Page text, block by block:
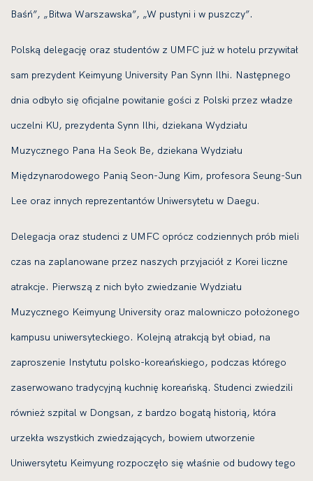
Baśń”, „Bitwa Warszawska”, „W pusty­ni i w pusz­czy”.
Polską dele­ga­cję oraz stu­den­tów z UMFC już w hote­lu przy­wi­tał
sam pre­zy­dent Keimyung University Pan Synn Ilhi. Następnego
dnia odby­ło się ofi­cjal­ne powi­ta­nie gości z Polski przez wła­dze
uczel­ni KU, pre­zy­den­ta Synn Ilhi, dzie­ka­na Wydziału
Muzycznego Pana Ha Seok Be, dzie­ka­na Wydziału
Międzynarodowego Panią Seon-Jung Kim, pro­fe­so­ra Seung-Sun
Lee oraz innych repre­zen­tan­tów Uniwersytetu w Daegu.
Delegacja oraz stu­den­ci z UMFC oprócz codzien­nych prób mie­li
czas na zapla­no­wa­ne przez naszych przy­ja­ciół z Korei licz­ne
atrak­cje. Pierwszą z nich było zwie­dza­nie Wydziału
Muzycznego Keimyung University oraz malow­ni­czo poło­żo­ne­go
kam­pu­su uni­wer­sy­tec­kie­go. Kolejną atrak­cją był obiad, na
zapro­sze­nie Instytutu pol­sko-kore­ań­skie­go, pod­czas któ­re­go
zaser­wo­wa­no tra­dy­cyj­ną kuch­nię kore­ań­ską. Studenci zwie­dzi­li
rów­nież szpi­tal w Dongsan, z bar­dzo boga­tą histo­rią, któ­ra
urze­kła wszyst­kich zwie­dza­ją­cych, bowiem utwo­rze­nie
Uniwersytetu Keimyung roz­po­czę­ło się wła­śnie od budo­wy tego